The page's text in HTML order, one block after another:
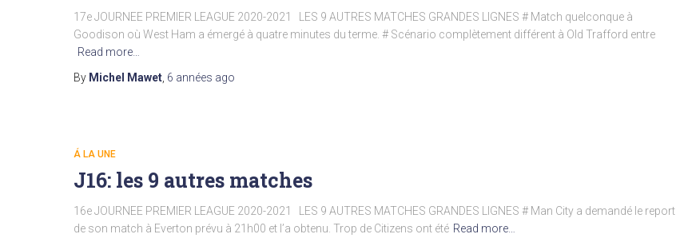
17e JOURNEE PREMIER LEAGUE 2020-2021 LES 9 AUTRES MATCHES GRANDES LIGNES # Match quelconque à
Goodison où West Ham a émergé à quatre minutes du terme. # Scénario complètement différent à Old Trafford entre
Read more…
By Michel Mawet, 6 années ago
Á LA UNE
J16: les 9 autres matches
16e JOURNEE PREMIER LEAGUE 2020-2021 LES 9 AUTRES MATCHES GRANDES LIGNES # Man City a demandé le report
de son match à Everton prévu à 21h00 et l’a obtenu. Trop de Citizens ont été Read more…